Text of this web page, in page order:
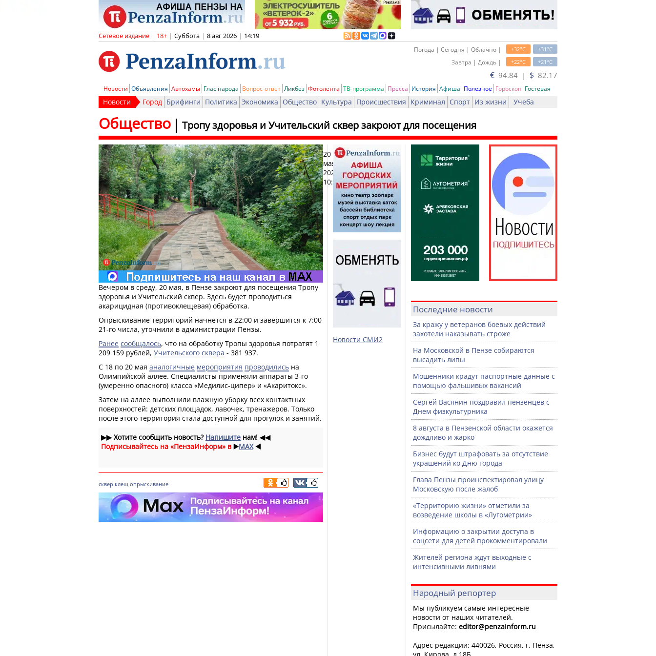
Сетевое издание | 18+ | Суббота | 8 авг 2026 | 14:19
+31oC
+32oC
Погода | Сегодня | Облачно |
+21oC
+22oC
Завтра | Дождь |
€ 94.84 | $ 82.17
Новости Объявления Автохамы Глас народа Вопрос-ответ Ликбез Фотолента ТВ-программа Пресса История Афиша Полезное Гороскоп Гостевая
Новости Город Брифинги Политика Экономика Общество Культура Происшествия Криминал Спорт Из жизни Учеба
Тропу здоровья и Учительский сквер закроют для посещения
Общество
20
мая
2026,
10:19
Печать
Вечером в среду, 20 мая, в Пензе закроют для посещения Тропу
здоровья и Учительский сквер. Здесь будет проводиться
акарицидная (противоклещевая) обработка.
Опрыскивание территорий начнется в 22:00 и завершится к 7:00
21-го числа, уточнили в администрации Пензы.
Ранее сообщалось, что на обработку Тропы здоровья потратят 1
209 159 рублей, Учительского сквера - 381 937.
С 18 по 20 мая аналогичные мероприятия проводились на
Олимпийской аллее. Специалисты применяли аппараты 3-го
(умеренно опасного) класса «Медилис-ципер» и «Акаритокс».
Затем на аллее выполнили влажную уборку всех контактных
поверхностей: детских площадок, лавочек, тренажеров. Только
после этого территория стала доступной для прогулок и занятий.
▶▶Хотите сообщить новость? Напишите нам! ◀◀
Подписывайтесь на «ПензаИнформ» в ▶️MAX ◀️
сквер клещ опрыскивание
Новости СМИ2
Последние новости
За кражу у ветеранов боевых действий
захотели наказывать строже
На Московской в Пензе собираются
высадить липы
Мошенники крадут паспортные данные с
помощью фальшивых вакансий
Сергей Васянин поздравил пензенцев с
Днем физкультурника
8 августа в Пензенской области окажется
дождливо и жарко
Бизнес будут штрафовать за отсутствие
украшений ко Дню города
Глава Пензы проинспектировал улицу
Московскую после жалоб
«Территорию жизни» отметили за
возведение школы в «Лугометрии»
Информацию о закрытии доступа в
соцсети для детей прокомментировали
Жителей региона ждут выходные с
интенсивными ливнями
Народный репортер
Мы публикуем самые интересные
новости от наших читателей.
Присылайте: editor@penzainform.ru
Адрес редакции: 440026, Россия, г. Пенза,